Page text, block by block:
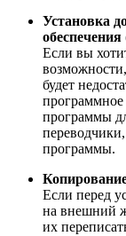
Установка
Если вы
будет
программное
программы
программы.
Если перед
на внешний
их